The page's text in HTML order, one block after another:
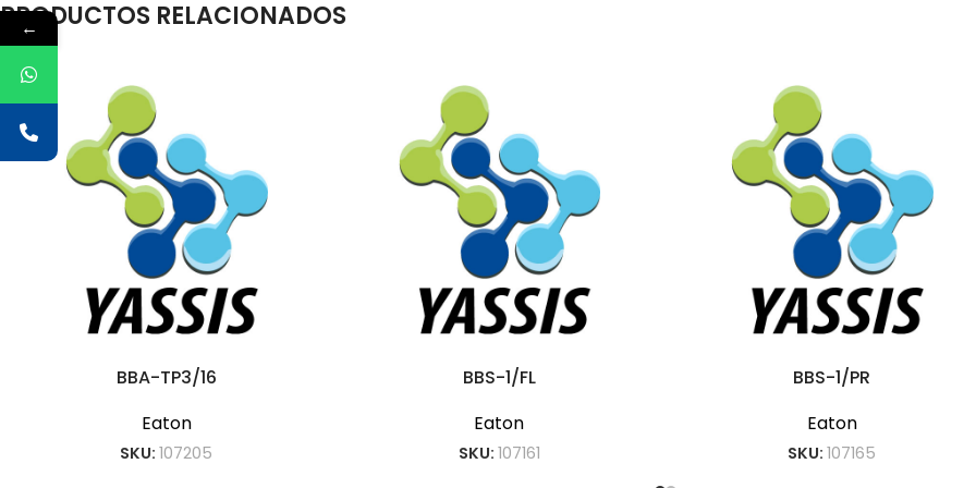
PRODUCTOS RELACIONADOS
BBA-TP3/16
Eaton
SKU:107205
BBS-1/FL
Eaton
SKU: 107161
BBS-1/PR
Eaton
SKU:107165
←